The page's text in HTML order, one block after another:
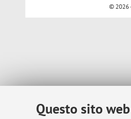
Questo sito
© 2026